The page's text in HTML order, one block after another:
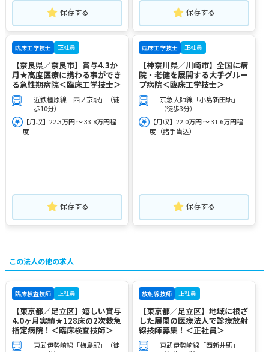
保存する 保存する
臨床工学技士 正社員
【奈良県／奈良市】賞与4.3か
月★高度医療に携わる事ができ
る急性期病院＜臨床工学技士＞
近鉄橿原線「西ノ京駅」（徒
歩10分）
【月収】22.3万円 ～ 33.8万円程
度
保存する
臨床工学技士 正社員
【神奈川県／川崎市】全国に病
院・老健を展開する大手グルー
プ病院＜臨床工学技士＞
京急大師線「小島新田駅」
（徒歩3分）
【月収】22.0万円 ～ 31.6万円程
度（諸手当込）
保存する
この法人の他の求人
臨床検査技師 正社員
【東京都／足立区】嬉しい賞与
4.0ヶ月実績★128床の2次救急
指定病院！＜臨床検査技師＞
東武伊勢崎線「梅島駅」（徒
放射線技師 正社員
【東京都／足立区】地域に根ざ
した展開の医療法人で診療放射
線技師募集！＜正社員＞
東武伊勢崎線「西新井駅」